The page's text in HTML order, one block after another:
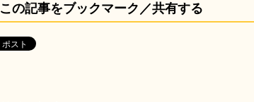
この記事をブックマーク／共有する